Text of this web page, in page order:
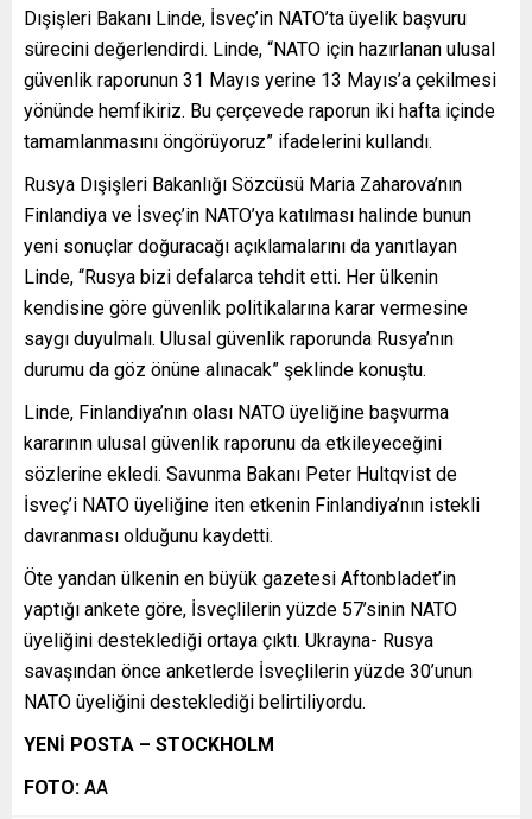
Dışişleri Bakanı Linde, İsveç’in NATO’ta üyelik başvuru
sürecini değerlendirdi. Linde, “NATO için hazırlanan ulusal
güvenlik raporunun 31 Mayıs yerine 13 Mayıs’a çekilmesi
yönünde hemfikiriz. Bu çerçevede raporun iki hafta içinde
tamamlanmasını öngörüyoruz” ifadelerini kullandı.
Rusya Dışişleri Bakanlığı Sözcüsü Maria Zaharova’nın
Finlandiya ve İsveç’in NATO’ya katılması halinde bunun
yeni sonuçlar doğuracağı açıklamalarını da yanıtlayan
Linde, “Rusya bizi defalarca tehdit etti. Her ülkenin
kendisine göre güvenlik politikalarına karar vermesine
saygı duyulmalı. Ulusal güvenlik raporunda Rusya’nın
durumu da göz önüne alınacak” şeklinde konuştu.
Linde, Finlandiya’nın olası NATO üyeliğine başvurma
kararının ulusal güvenlik raporunu da etkileyeceğini
sözlerine ekledi. Savunma Bakanı Peter Hultqvist de
İsveç’i NATO üyeliğine iten etkenin Finlandiya’nın istekli
davranması olduğunu kaydetti.
Öte yandan ülkenin en büyük gazetesi Aftonbladet’in
yaptığı ankete göre, İsveçlilerin yüzde 57’sinin NATO
üyeliğini desteklediği ortaya çıktı. Ukrayna- Rusya
savaşından önce anketlerde İsveçlilerin yüzde 30’unun
NATO üyeliğini desteklediği belirtiliyordu.
YENİ POSTA – STOCKHOLM
FOTO: AA